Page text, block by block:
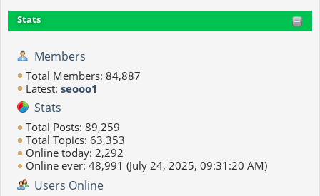
Stats
Members
Total Members: 84,887
Latest: seooo1
Stats
Total Posts: 89,259
Total Topics: 63,353
Online today: 2,292
Online ever: 48,991 (July 24, 2025, 09:31:20 AM)
Users Online